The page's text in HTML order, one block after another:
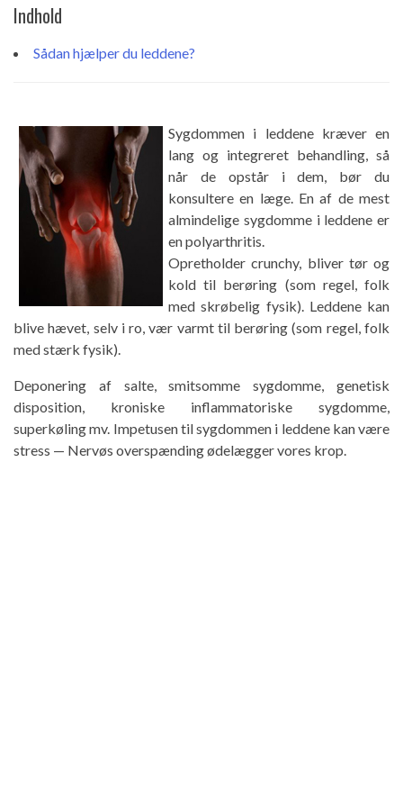
Indhold
Sådan hjælper du leddene?
Sygdommen i leddene kræver en
lang og integreret behandling, så
når de opstår i dem, bør du
konsultere en læge. En af de mest
almindelige sygdomme i leddene er
en polyarthritis.
Opretholder crunchy, bliver tør og
kold til berøring (som regel, folk
med skrøbelig fysik). Leddene kan
blive hævet, selv i ro, vær varmt til berøring (som regel, folk
med stærk fysik).
Deponering af salte, smitsomme sygdomme, genetisk
disposition, kroniske inflammatoriske sygdomme,
superkøling mv. Impetusen til sygdommen i leddene kan være
stress — Nervøs overspænding ødelægger vores krop.